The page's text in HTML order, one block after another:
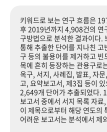
기록물 아카이브
사진 아카이브 문서 기록물
+1주년 기념
성과 50선 숫자로 보는 50년
세계와 함께 한 KIHASA
키워드로 보는 연구 흐름은
후 2019년까지 4,908건의 연
구방법으로 분석한 결과이다.
통해 추출한 단어를 지나친
구 등의 불용어를 제거하고
목에 흔히 등장하는 관용구로
옥구, 서지, 사례집, 발표, 자
고, 요약보고서, 제3집 등이
2,649개 단어가 추출되었다.
보고서 중에서 서지 목록 자
이 제목으로부터 해당 연도의
어려운 보고서는 분석에서 제